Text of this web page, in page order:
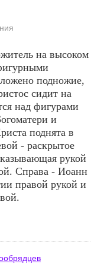
на высоком
подножие,
сидит на
над фигурами
и
поднята в
- раскрытое
рукой
Справа - Иоанн
правой рукой и